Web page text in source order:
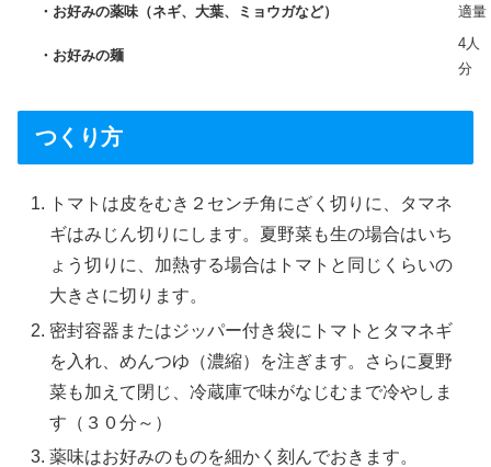
お好みの薬味（ネギ、大葉、ミョウガなど）
適量
お好みの麺
4人
分
つくり方
トマトは皮をむき２センチ角にざく切りに、タマネ
ギはみじん切りにします。夏野菜も生の場合はいち
ょう切りに、加熱する場合はトマトと同じくらいの
大きさに切ります。
密封容器またはジッパー付き袋にトマトとタマネギ
を入れ、めんつゆ（濃縮）を注ぎます。さらに夏野
菜も加えて閉じ、冷蔵庫で味がなじむまで冷やしま
す（３０分～）
薬味はお好みのものを細かく刻んでおきます。